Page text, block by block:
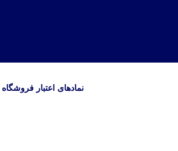
نمادهای اعتبار فروشگاه